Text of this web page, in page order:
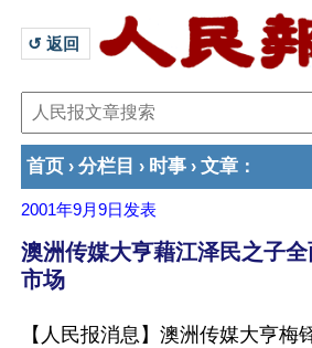
↺ 返回
首页 › 分栏目 › 时事 › 文章 ：
2001年9月9日 发表
澳洲传媒大亨藉江泽民之子
市场
【人民报消息】澳洲传媒大亨梅